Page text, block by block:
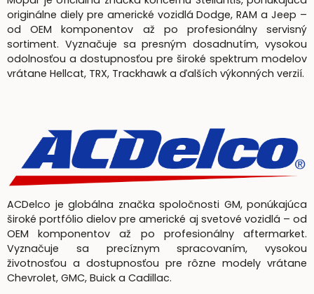
originálne diely pre americké vozidlá Dodge, RAM a Jeep –
od OEM komponentov až po profesionálny servisný
sortiment. Vyznačuje sa presným dosadnutím, vysokou
odolnosťou a dostupnosťou pre široké spektrum modelov
vrátane Hellcat, TRX, Trackhawk a ďalších výkonných verzií.
ACDelco je globálna značka spoločnosti GM, ponúkajúca
široké portfólio dielov pre americké aj svetové vozidlá – od
OEM komponentov až po profesionálny aftermarket.
Vyznačuje sa precíznym spracovaním, vysokou
životnosťou a dostupnosťou pre rôzne modely vrátane
Chevrolet, GMC, Buick a Cadillac.